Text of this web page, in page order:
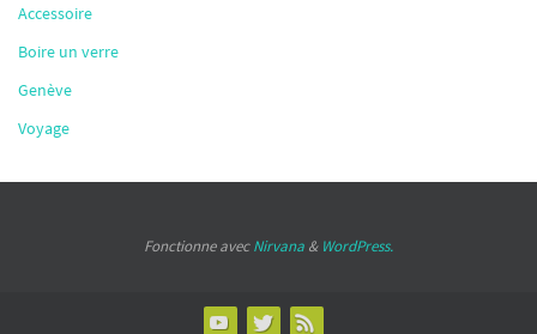
Accessoire
Boire un verre
Genève
Voyage
Fonctionne avecNirvana & WordPress.